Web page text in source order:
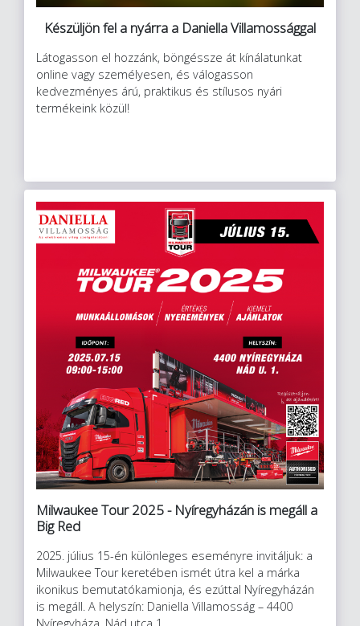
Készüljön fel a nyárra a Daniella Villamossággal
Látogasson el hozzánk, böngéssze át kínálatunkat
online vagy személyesen, és válogasson
kedvezményes árú, praktikus és stílusos nyári
termékeink közül!
Milwaukee Tour 2025 - Nyíregyházán is megáll a
Big Red
2025. július 15-én különleges eseményre invitáljuk: a
Milwaukee Tour keretében ismét útra kel a márka
ikonikus bemutatókamionja, és ezúttal Nyíregyházán
is megáll. A helyszín: Daniella Villamosság – 4400
Nyíregyháza, Nád utca 1.